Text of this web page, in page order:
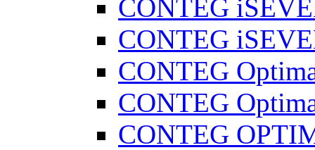
CONTEG
CONTEG
CONTEG
CONTEG
CONTEG